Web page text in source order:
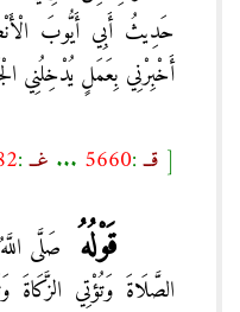
حَدِيثُ أَبِي أَيُّوبَ
أَخْبِرْنِي بِعَمَلٍ يُدْخِلُنِي
[ قــ:
5660
... غــ:
قَوْلُهُ صَلَّى
الصَّلَاةَ وَتُؤْتِي